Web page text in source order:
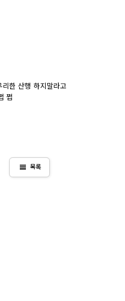
한 산행 하지말라고
쩝
view_headline 목록